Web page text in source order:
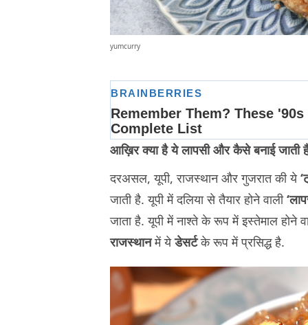
yumcurry
आख़िर क्या है ये लापसी और कैसे बनाई
दरअसल, यूपी, राजस्थान और गुजरात की ये
जाती है. यूपी में दलिया से तैयार होने वाली
जाता है. यूपी में नाश्ते के रूप में इस्तेमाल होने
राजस्थानमें येडेसर्टके रूप में प्रसिद्ध है.